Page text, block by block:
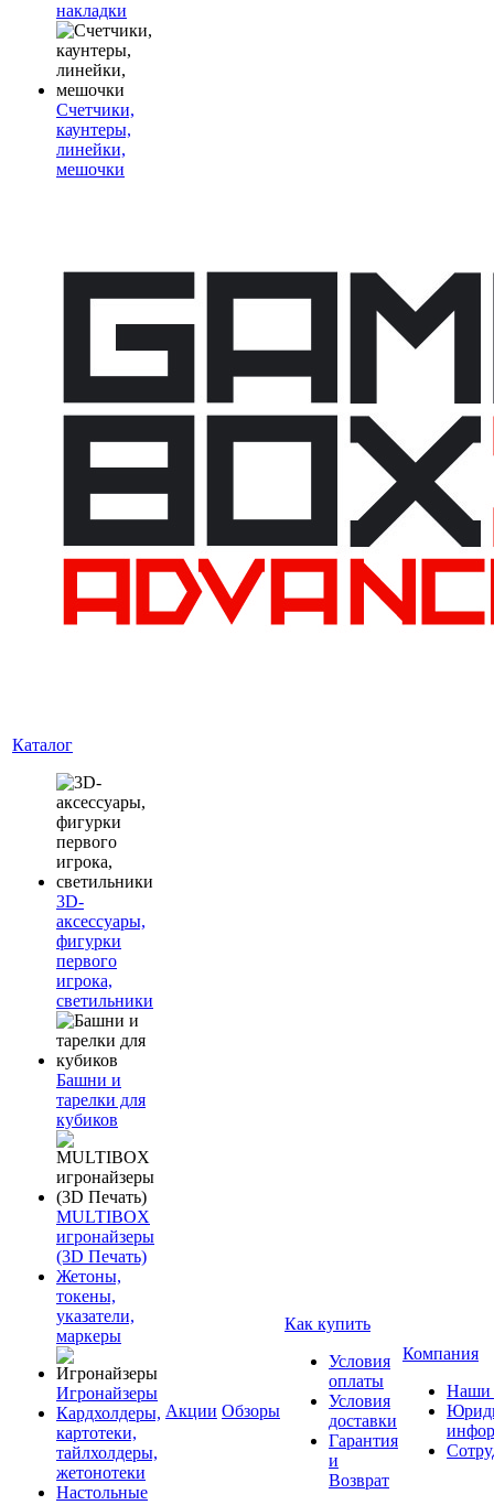
накладки
Счетчики,
каунтеры,
линейки,
мешочки
Каталог
3D-
аксессуары,
фигурки
первого
игрока,
светильники
Башни и
тарелки для
кубиков
MULTIBOX
игронайзеры
(3D Печать)
Жетоны,
токены,
указатели,
маркеры
Игронайзеры
Кардхолдеры,
картотеки,
тайлхолдеры,
жетонотеки
Настольные
Акции Обзоры
Как купить
Условия
оплаты
Условия
доставки
Гарантия
и
Возврат
Компания
Наши